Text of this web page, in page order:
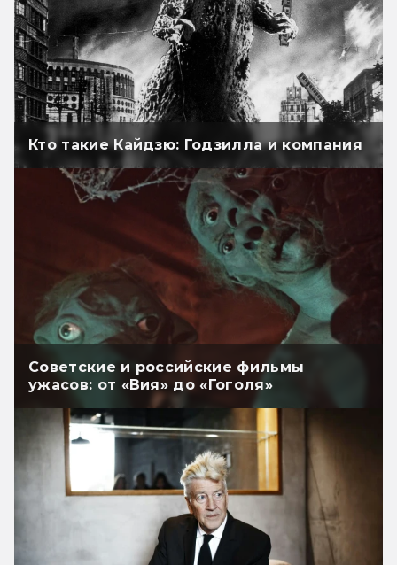
Кто такие Кайдзю: Годзилла и компания
Советские и российские фильмы
ужасов: от «Вия» до «Гоголя»